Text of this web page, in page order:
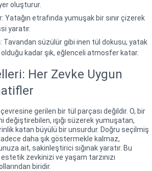
oluşturur.
Yatağın etrafında yumuşak bir sınır çizerek
yaratır.
Tavandan süzülür gibi inen tül dokusu, yatak
kadar şık, eğlenceli atmosfer katar.
Her Zevke Uygun
gerilen bir tül parçası değildir. O, bir
ışığı süzerek yumuşatan,
katan büyülü bir unsurdur. Doğru seçilmiş
daha şık göstermekle kalmaz,
ait, sakinleştirici sığınak yaratır. Bu
zevkinizi ve yaşam tarzınızı
biridir.